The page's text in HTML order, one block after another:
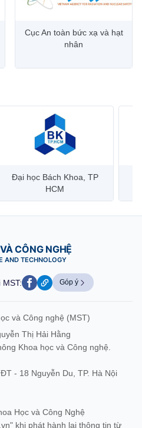
Cục An toàn bức xạ và hạt
nhân
Bưu điện Việt Nam –
Vietnam Post
CÔNG NGHỆ
AND TECHNOLOGY
Góp ý
và Công nghệ (MST)
Thị Hải Hằng
Khoa học và Công nghệ.
- 18 Nguyễn Du, TP. Hà Nội
Học và Công Nghệ
khi phát hành lại thông tin từ